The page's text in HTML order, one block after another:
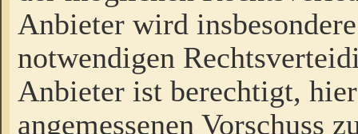
Anbieter wird
notwendigen
Anbieter ist berechtigt,
angemessenen Vorschuss